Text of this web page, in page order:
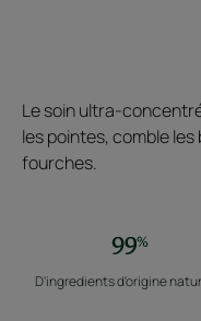
Le soin ultra-
les pointes, comble
fourches.
D'ingredients d'origine